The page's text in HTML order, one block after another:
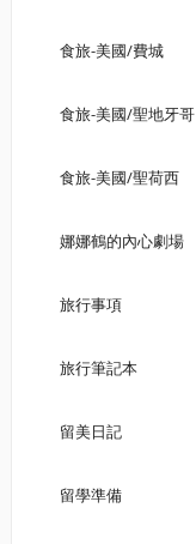
食旅-美國/費城
食旅-美國/聖地牙哥
食旅-美國/聖荷西
娜娜鶴的內心劇場
旅行事項
旅行筆記本
留美日記
留學準備